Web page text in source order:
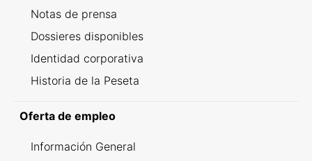
Notas de prensa
Dossieres disponibles
Identidad corporativa
Historia de la Peseta
Oferta de empleo
Información General